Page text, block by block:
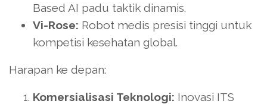
Based AI padu taktik dinamis.
Vi-Rose: Robot medis presisi tinggi untuk
kompetisi kesehatan global.
Harapan ke depan:
Komersialisasi Teknologi: Inovasi ITS